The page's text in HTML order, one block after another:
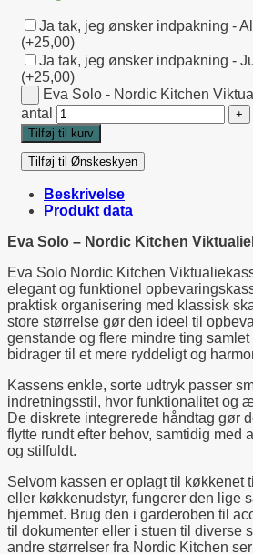
Ja tak, jeg ønsker indpakning -
(+25,00)
Ja tak, jeg ønsker indpakning -
(+25,00)
Eva Solo - Nordic Kitchen
antal
Tilføj til kurv
Tilføj til Ønskeskyen
Beskrivelse
Produkt data
Eva Solo – Nordic Kitchen
Eva Solo Nordic Kitchen
elegant og funktionel
praktisk organisering med klassisk
store størrelse gør den ideel til
genstande og flere mindre ting
bidrager til et mere ryddeligt og
Kassens enkle, sorte udtryk passer
indretningsstil, hvor funktionalitet og
De diskrete integrerede håndtag gør
flytte rundt efter behov, samtidig med
og stilfuldt.
Selvom kassen er oplagt til køkkenet
eller køkkenudstyr, fungerer den lige
hjemmet. Brug den i garderoben til
til dokumenter eller i stuen til diverse
andre størrelser fra Nordic Kitchen